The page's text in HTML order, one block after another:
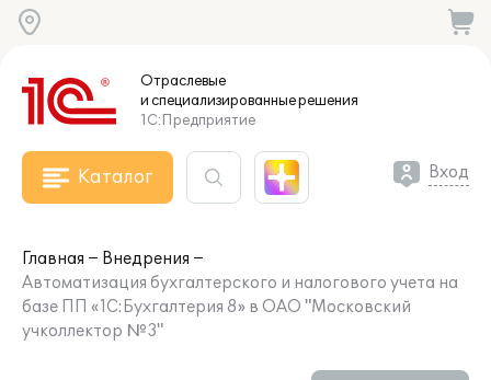
Отраслевые
и специализированныерешения
1С:Предприятие
Каталог Вход
Главная
Внедрения
Автоматизация бухгалтерского и налогового учета на
базе ПП «1С:Бухгалтерия 8» в ОАО "Московский
учколлектор №3"